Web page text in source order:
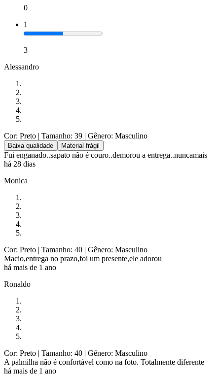
0
1
3
Alessandro
Cor: Preto | Tamanho: 39 | Gênero: Masculino
Baixa qualidade Material frágil
Fui enganado..sapato não é couro..demorou a entrega..nuncamais
há 28 dias
Monica
Cor: Preto | Tamanho: 40 | Gênero: Masculino
Macio,entrega no prazo,foi um presente,ele adorou
há mais de 1 ano
Ronaldo
Cor: Preto | Tamanho: 40 | Gênero: Masculino
A palmilha não é confortável como na foto. Totalmente diferente
há mais de 1 ano